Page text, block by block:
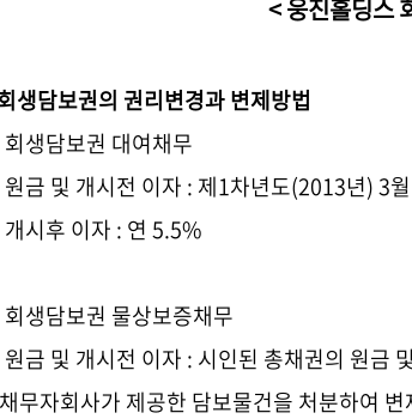
< 웅진홀딩스
생담보권의 권리변경과 변제방법
생담보권 대여채무
금 및 개시전 이자 : 제1차년도(2013년) 3
시후 이자 : 연 5.5%
회생담보권 물상보증채무
금 및 개시전 이자 : 시인된 총채권의 원금
무자회사가 제공한 담보물건을 처분하여 변